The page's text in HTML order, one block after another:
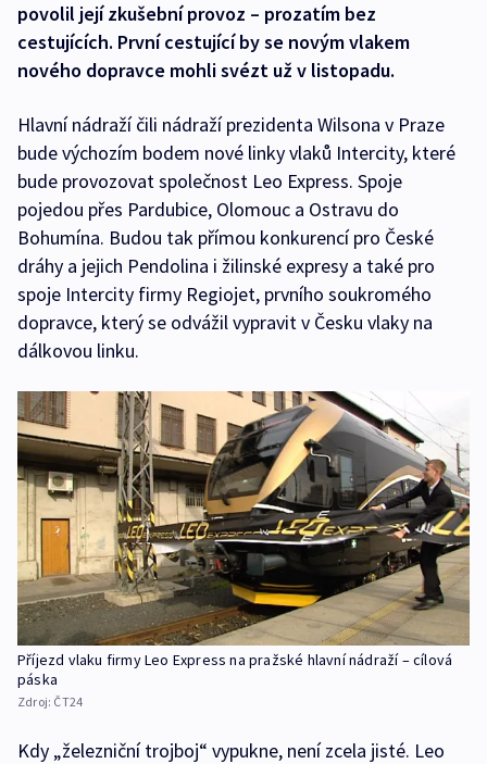
povolil její zkušební provoz – prozatím bez
cestujících. První cestující by se novým vlakem
nového dopravce mohli svézt už v listopadu.
Hlavní nádraží čili nádraží prezidenta Wilsona v Praze
bude výchozím bodem nové linky vlaků Intercity, které
bude provozovat společnost Leo Express. Spoje
pojedou přes Pardubice, Olomouc a Ostravu do
Bohumína. Budou tak přímou konkurencí pro České
dráhy a jejich Pendolina i žilinské expresy a také pro
spoje Intercity firmy Regiojet, prvního soukromého
dopravce, který se odvážil vypravit v Česku vlaky na
dálkovou linku.
Příjezd vlaku firmy Leo Express na pražské hlavní nádraží – cílová
páska
Zdroj: ČT24
Kdy „železniční trojboj“ vypukne, není zcela jisté. Leo